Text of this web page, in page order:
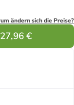
ändern sich die Preise?
27,96 €